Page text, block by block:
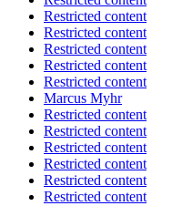
Restricted content
Restricted content
Restricted content
Restricted content
Restricted content
Marcus Myhr
Restricted content
Restricted content
Restricted content
Restricted content
Restricted content
Restricted content